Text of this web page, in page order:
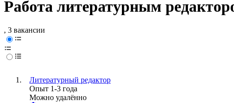
Работа литературным
, 3 вакансии
Литературный редактор
Опыт 1-3 года
Можно удалённо